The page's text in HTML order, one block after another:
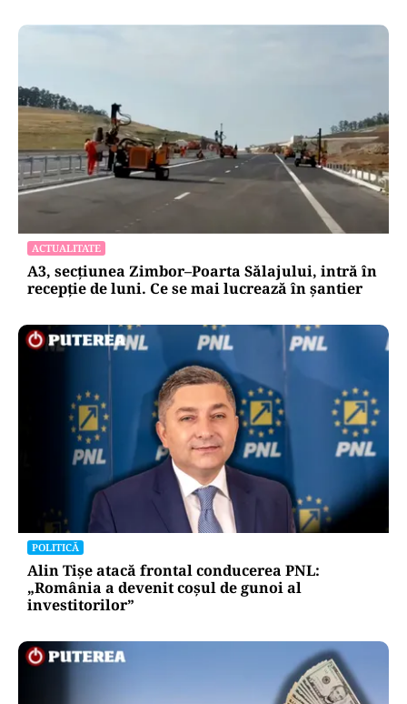
ACTUALITATE
A3, secțiunea Zimbor–Poarta Sălajului, intră în
recepție de luni. Ce se mai lucrează în șantier
POLITICĂ
Alin Tișe atacă frontal conducerea PNL:
„România a devenit coșul de gunoi al
investitorilor”